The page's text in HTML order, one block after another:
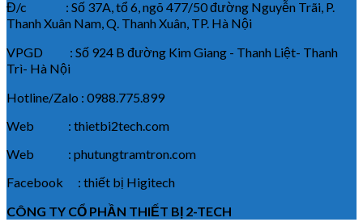
Đ/c : Số 37A, tổ 6, ngõ 477/50 đường Nguyễn Trãi, P.
Thanh Xuân Nam, Q. Thanh Xuân, TP. Hà Nội
VPGD : Số 924 B đường Kim Giang - Thanh Liệt- Thanh
Trì- Hà Nội
Hotline/Zalo : 0988.775.899
Web : thietbi2tech.com
Web : phutungtramtron.com
Facebook : thiết bị Higitech
CÔNG TY CỔ PHẦN THIẾT BỊ 2-TECH